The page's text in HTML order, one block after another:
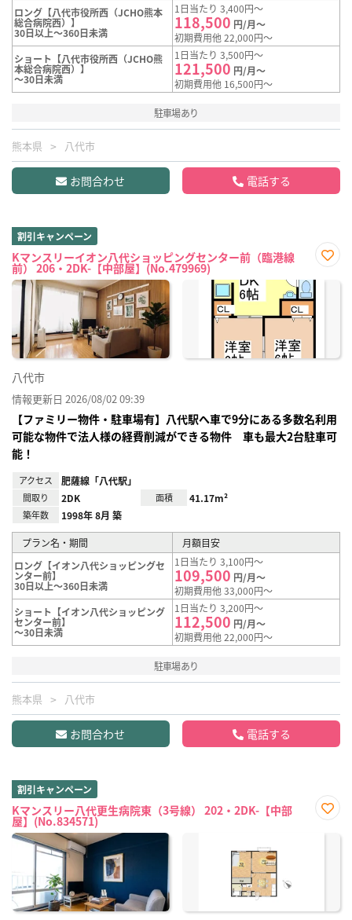
ロング【八代市役所西（JCHO熊本
総合病院西）】
30日以上～360日未満
1日当たり 3,400円～
118,500 円/月～
初期費用他 22,000円～
ショート【八代市役所西（JCHO熊
本総合病院西）】
～30日未満
1日当たり 3,500円～
121,500 円/月～
初期費用他 16,500円～
駐車場あり
熊本県 八代市
お問合わせ 電話する
割引キャンペーン
Kマンスリーイオン八代ショッピングセンター前（臨港線
前） 206・2DK-【中部屋】(No.479969)
に入
八代市
情報更新日 2026/08/02 09:39
【ファミリー物件・駐車場有】八代駅へ車で9分にある多数名利用
可能な物件で法人様の経費削減ができる物件 車も最大2台駐車可
能！
アクセス 肥薩線「八代駅」
間取り 2DK 面積 41.17m²
築年数 1998年 8月 築
プラン名・期間
月額目安
ロング【イオン八代ショッピングセ
ンター前】
30日以上～360日未満
1日当たり 3,100円～
109,500 円/月～
初期費用他 33,000円～
ショート【イオン八代ショッピング
センター前】
～30日未満
1日当たり 3,200円～
112,500 円/月～
初期費用他 22,000円～
駐車場あり
熊本県 八代市
お問合わせ 電話する
割引キャンペーン
Kマンスリー八代更生病院東（3号線） 202・2DK-【中部
屋】(No.834571)
に入